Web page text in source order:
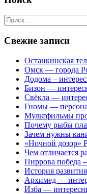
Поиск
для:
Свежие записи
Останкинская
Омск — города
Додома –
Бизон —
Свёкла —
Гномы —
Мультфильмы
Почему рыбы
Зачем нужны
«Ночной дозор»
Чем отличается
Пиррова победа
История
Архимед —
Изба —